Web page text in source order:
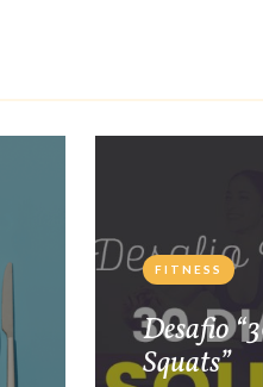
FITNESS
Desafio
Squats”